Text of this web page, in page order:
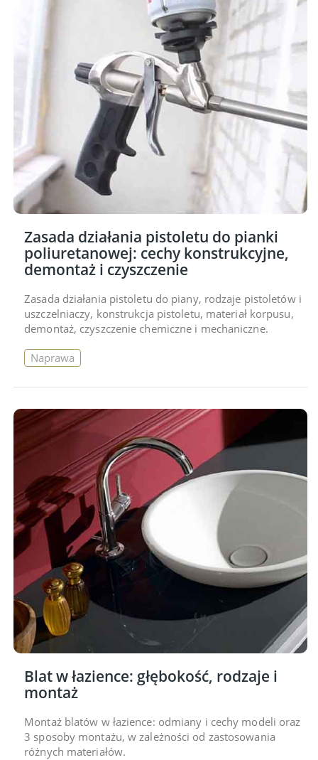
Zasada działania pistoletu do pianki
poliuretanowej: cechy konstrukcyjne,
demontaż i czyszczenie
Zasada działania pistoletu do piany, rodzaje pistoletów i
uszczelniaczy, konstrukcja pistoletu, materiał korpusu,
demontaż, czyszczenie chemiczne i mechaniczne.
Naprawa
Blat w łazience: głębokość, rodzaje i
montaż
Montaż blatów w łazience: odmiany i cechy modeli oraz
3 sposoby montażu, w zależności od zastosowania
różnych materiałów.